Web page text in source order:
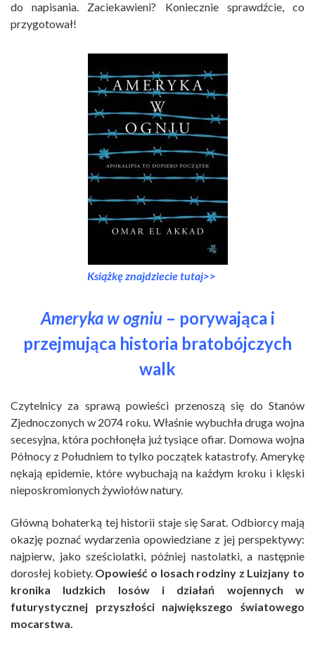
do napisania. Zaciekawieni? Koniecznie sprawdźcie, co
przygotował!
Książkę znajdziecie tutaj>>
Ameryka w ogniu– porywająca i
przejmująca historia bratobójczych
walk
Czytelnicy za sprawą powieści przenoszą się do Stanów
Zjednoczonych w 2074 roku. Właśnie wybuchła druga wojna
secesyjna, która pochłonęła już tysiące ofiar. Domowa wojna
Północy z Południem to tylko początek katastrofy. Amerykę
nękają epidemie, które wybuchają na każdym kroku i klęski
nieposkromionych żywiołów natury.
Główną bohaterką tej historii staje się Sarat. Odbiorcy mają
okazję poznać wydarzenia opowiedziane z jej perspektywy:
najpierw, jako sześciolatki, później nastolatki, a następnie
dorosłej kobiety. Opowieść o losach rodziny z Luizjany to
kronika ludzkich losów i działań wojennych w
futurystycznej przyszłości największego światowego
mocarstwa.